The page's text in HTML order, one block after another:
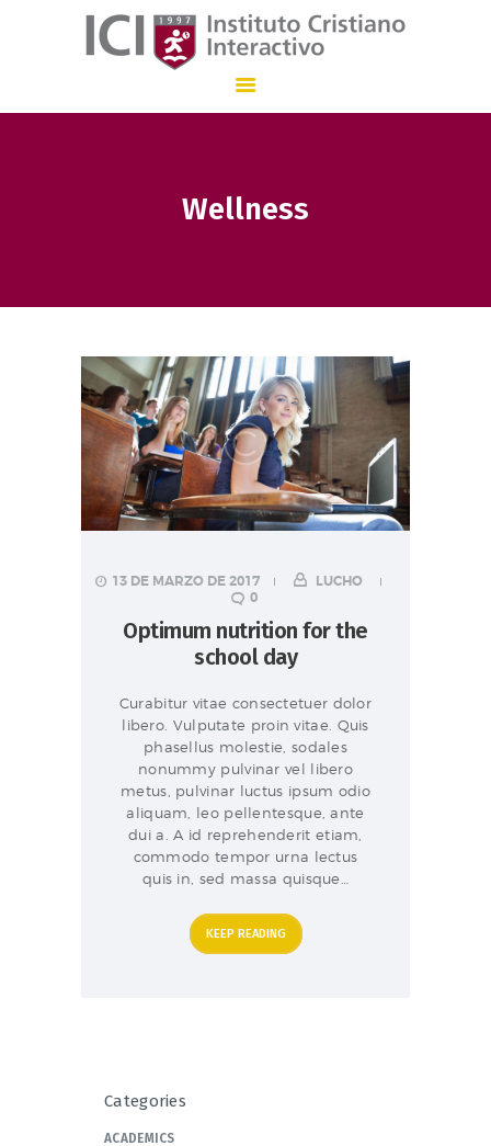
Wellness
Instituto Cristiano Interactivo
INSTITUCIÓN EDUCATIVA CON ENSEÑANZA BILINGÜE QUE, DESDE 1.997
STAFF
EN
13 DE MARZO DE 2017
LUCHO
0
Optimum nutrition for the
school day
Curabitur vitae consectetuer dolor
libero. Vulputate proin vitae. Quis
phasellus molestie, sodales
nonummy pulvinar vel libero
metus, pulvinar luctus ipsum odio
aliquam, leo pellentesque, ante
dui a. A id reprehenderit etiam,
commodo tempor urna lectus
quis in, sed massa quisque…
KEEP READING
Categories
ACADEMICS